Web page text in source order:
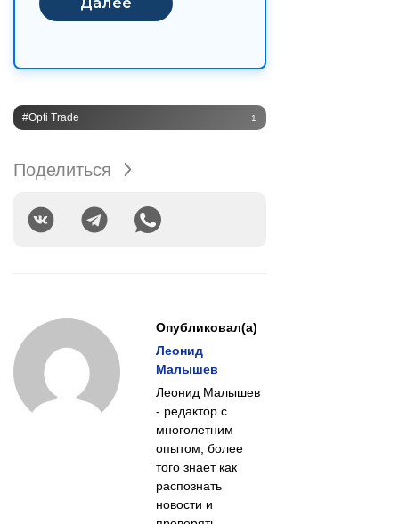
#Opti Trade 1
Поделиться
Опубликовал(а)
Леонид
Малышев
Леонид Малышев
- редактор с
многолетним
опытом, более
того знает как
распознать
новости и